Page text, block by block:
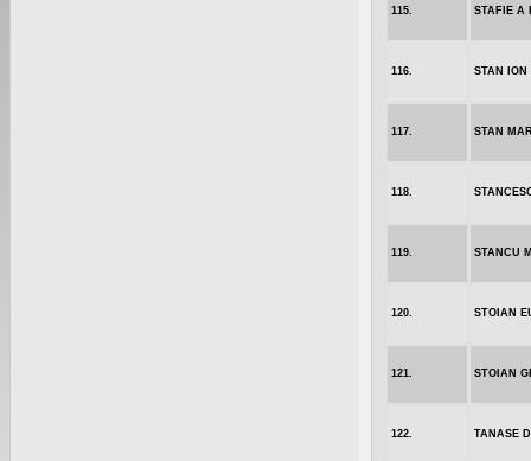
115. STAFIE A
116. STAN ION
117. STAN
118.
119. STANCU
120. STOIAN
121. STOIAN
122. TANASE